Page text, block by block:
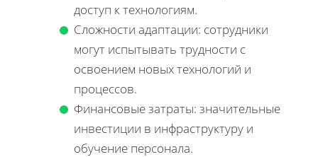
доступ к технологиям.
Сложности адаптации: сотрудники
могут испытывать трудности с
освоением новых технологий и
процессов.
Финансовые затраты: значительные
инвестиции в инфраструктуру и
обучение персонала.